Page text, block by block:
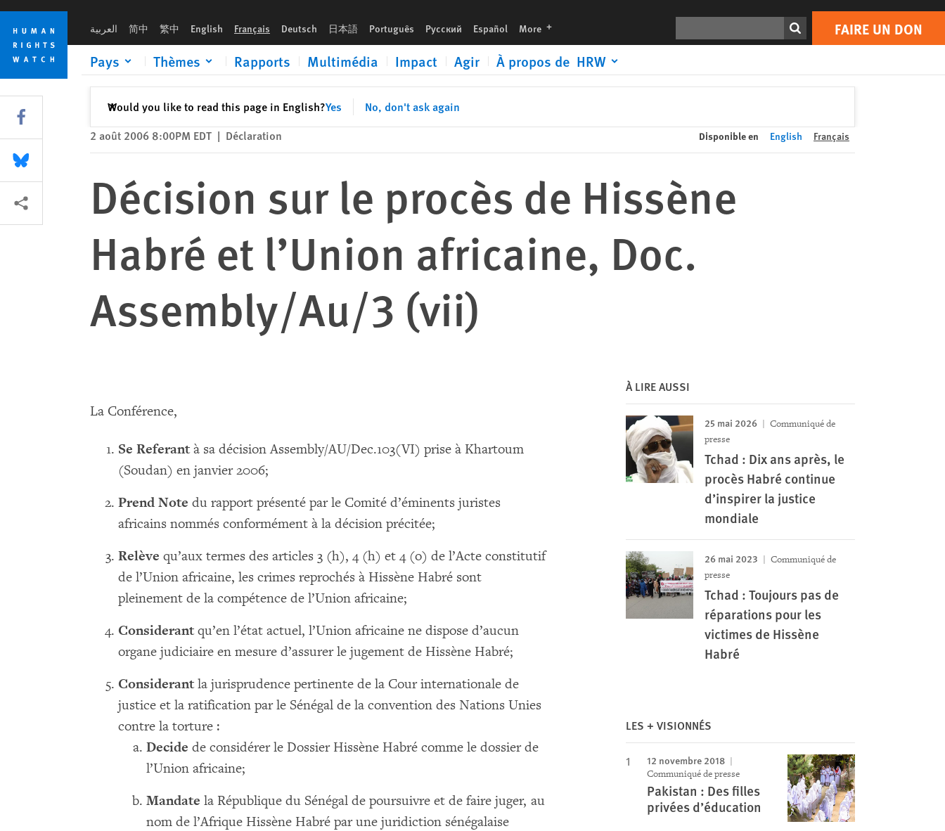
Skip
cookie
privacy
notice
Skip
main
content
العربية 简中 繁中 English Français Deutsch 日本語 Português Русский Español More languages FAIRE UN DON
Pays Thèmes Rapports Multimédia Impact Agir À propos de HRW
Would you like to read this page in English?Yes No, don't ask again
✕Fermer
Print FAIRE UN DON
2 août 2006 8:00PM EDT | Déclaration Disponible en English Français
Décision sur le procès de Hissène
Habré et l’Union africaine, Doc.
Assembly/Au/3 (vii)
La Conférence,
Se Referantà sa décision Assembly/AU/Dec.103(VI) prise à Khartoum
(Soudan) en janvier 2006;
Prend Note du rapport présenté par le Comité d’éminents juristes
africains nommés conformément à la décision précitée;
Relève qu’aux termes des articles 3 (h), 4 (h) et 4 (o) de l’Acte constitutif
de l’Union africaine, les crimes reprochés à Hissène Habré sont
pleinement de la compétence de l’Union africaine;
Considerantqu’en l’état actuel, l’Union africaine ne dispose d’aucun
organe judiciaire en mesure d’assurer le jugement de Hissène Habré;
Considerantla jurisprudence pertinente de la Cour internationale de
justice et la ratification par le Sénégal de la convention des Nations Unies
contre la torture :
Decide de considérer le Dossier Hissène Habré comme le dossier de
l’Union africaine;
Mandate la République du Sénégal de poursuivre et de faire juger, au
nom de l’Afrique Hissène Habré par une juridiction sénégalaise
À LIRE AUSSI
25 mai 2026
Communiqué de
presse
Tchad : Dix ans après, le
procès Habré continue
d’inspirer la justice
mondiale
26 mai 2023
Communiqué de
presse
Tchad : Toujours pas de
réparations pour les
victimes de Hissène
Habré
LES + VISIONNÉS
12 novembre 2018
Communiqué de presse
Pakistan : Des filles
privées d’éducation
Share this via Facebook
Share this via Bluesky
Share this via Partagez